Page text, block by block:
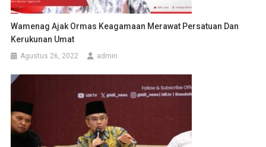
Wamenag Ajak Ormas Keagamaan Merawat Persatuan Dan
Kerukunan Umat
Agustus 26, 2022 admin